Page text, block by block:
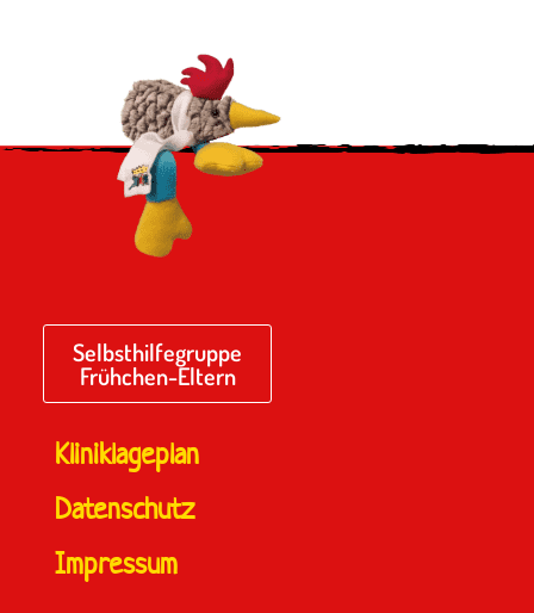
Selbsthilfegruppe
Frühchen-Eltern
Kliniklageplan
Datenschutz
Impressum